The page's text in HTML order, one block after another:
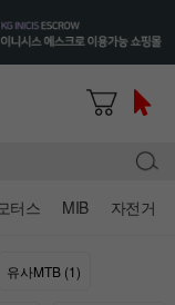
터스 MIB 자전거
유사MTB (1)